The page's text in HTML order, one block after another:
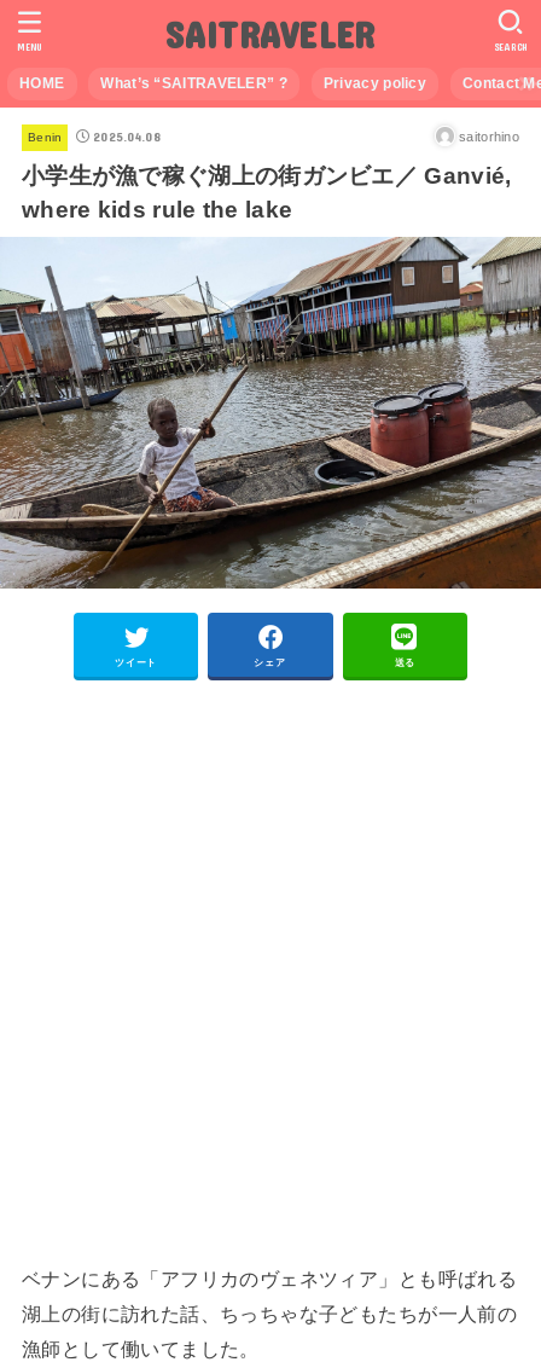
SAITRAVELER
HOME What’s “SAITRAVELER” ? Privacy policy Contact
SEARCH
MENU
Benin 2025.04.08 saitorhino
小学生が漁で稼ぐ湖上の街ガンビエ／ Ganvié,
where kids rule the lake
ツイート シェア 送る
ベナンにある「アフリカのヴェネツィア」とも呼ばれる
湖上の街に訪れた話、ちっちゃな子どもたちが一人前の
漁師として働いてました。